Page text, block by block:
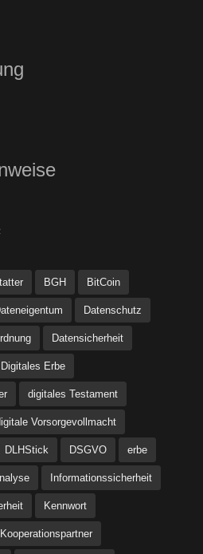
BGH BitCoin
Datenschutz
Datensicherheit
Digitales Erbe
digitales Testament
Vorsorgevollmacht
DLHStick DSGVO erbe
Informationssicherheit
Kennwort
Kooperationspartner